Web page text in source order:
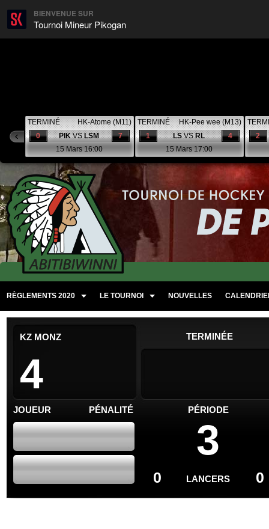
BIENVENUE SUR
Tournoi Mineur Pikogan
TERMINÉ
HK-Atome (M11)
7
0 PIKVSLSM
15 Mars 16:00
TERMINÉ
HK-Pee wee (M13)
4
1 LSVSRL
15 Mars 17:00
2
RÈGLEMENTS 2020 LE TOURNOI NOUVELLES
KZ MONZ
4
TERMINÉE
JOUEUR PÉNALITÉ PÉRIODE
3
LANCERS
0 0